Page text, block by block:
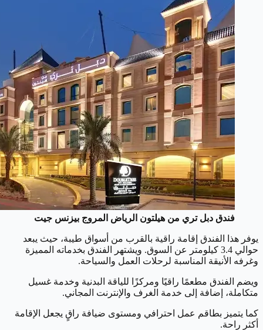
فندق دبل تري من هيلتون الرياض المروج بيزنس جيت
يوفر هذا الفندق إقامة راقية بالقرب من أسواق طيبة، حيث يبعد
حوالي 3.4 كيلومتر عن السوق. ويشتهر الفندق بخدماته المميزة
وغرفه الأنيقة المناسبة لرحلات العمل والسياحة.
ويضم الفندق مطعمًا راقيًا ومركزًا للياقة البدنية وخدمة غسيل
متكاملة، إضافة إلى خدمة الغرف والإنترنت المجاني.
كما يتميز بطاقم عمل احترافي ومستوى ضيافة راقٍ يجعل الإقامة
أكثر راحة.